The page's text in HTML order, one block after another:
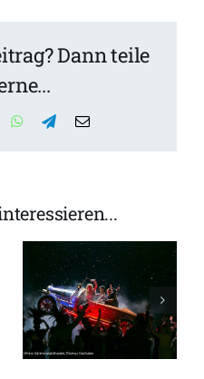
Dann teile
WhatsApp
TelegramEmail
eröffnete im
daseinstein
in
Haidhausen
seinen